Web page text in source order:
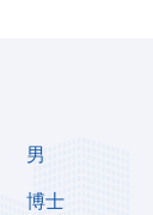
男
博士